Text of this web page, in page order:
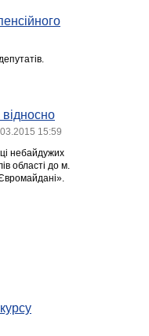
15:59
небайдужих
області до м.